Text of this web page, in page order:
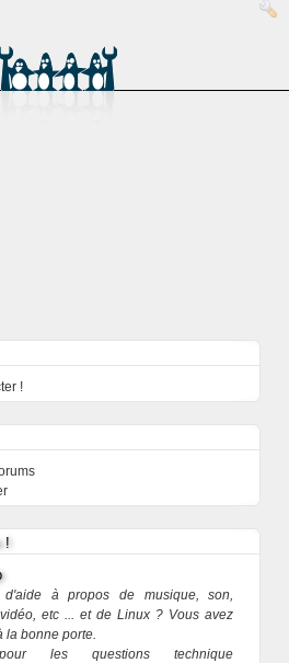
!
!
d'aide à propos de musique, son,
etc ... et de Linux ? Vous avez
la bonne porte.
les questions technique